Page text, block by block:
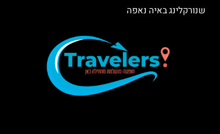
שנורקלינג באיה נאפה